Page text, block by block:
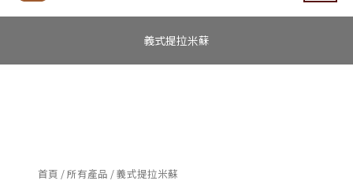
容
義式提拉米蘇
首頁 /所有產品 / 義式提拉米蘇
提